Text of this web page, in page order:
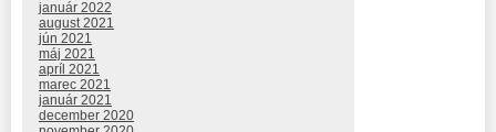
január 2022
august 2021
jún 2021
máj 2021
apríl 2021
marec 2021
január 2021
december 2020